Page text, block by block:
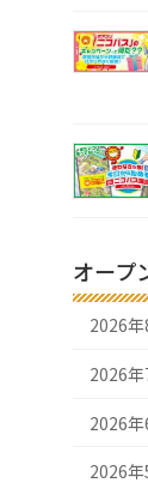
オープ
2026年
2026年
2026年
2026年